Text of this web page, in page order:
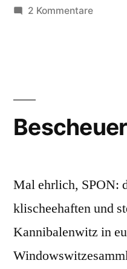
2 Kommentarezu
Mal ehrlich, SPON:
klischeehaften und
Kannibalenwitz in